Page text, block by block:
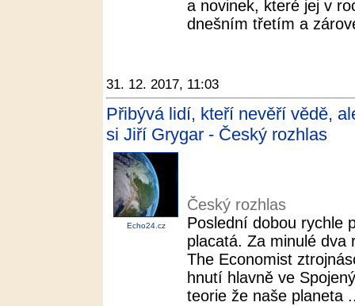
a novinek, které jej v
dnešním třetím a
31. 12. 2017, 11:03
Přibývá lidí, kteří nevěří vědě,
si Jiří Grygar - Český rozhlas
Echo24.cz
Český rozhlas
Poslední dobou rychle
placatá. Za minulé dva
The Economist
hnutí hlavně ve
teorie že naše planeta